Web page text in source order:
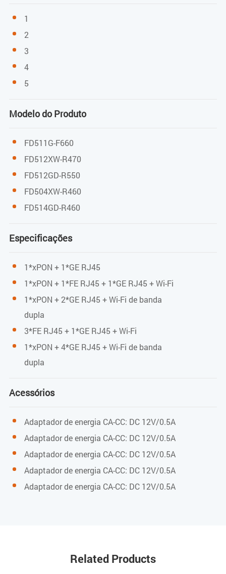
Sensibilidade de receção
GPON: -28dBm
Potência de saturação
EPON: -3dBm
Potência de transmissão
GPON: 0,5～5dBm
WIFI
IEEE802.11b/g/n
Taxa máxima
Potência máxima de TX
Ambiente
Temperatura de funcionamento
0 a 40ºC
1
2
3
4
5
Modelo do Produto
FD511G-F660
FD512XW-R470
FD512GD-R550
FD504XW-R460
FD514GD-R460
Especificações
1*xPON + 1*GE RJ45
1*xPON + 1*FE RJ45 + 1*GE RJ45 + Wi-Fi
1*xPON + 2*GE RJ45 + Wi-Fi de banda
dupla
3*FE RJ45 + 1*GE RJ45 + Wi-Fi
1*xPON + 4*GE RJ45 + Wi-Fi de banda
dupla
Acessórios
Adaptador de energia CA-CC: DC 12V/0.5A
Adaptador de energia CA-CC: DC 12V/0.5A
Adaptador de energia CA-CC: DC 12V/0.5A
Adaptador de energia CA-CC: DC 12V/0.5A
Adaptador de energia CA-CC: DC 12V/0.5A
Related Products